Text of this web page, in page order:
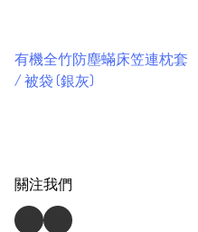
有機全竹防塵蟎床笠連枕套
/ 被袋 (銀灰)
關注我們